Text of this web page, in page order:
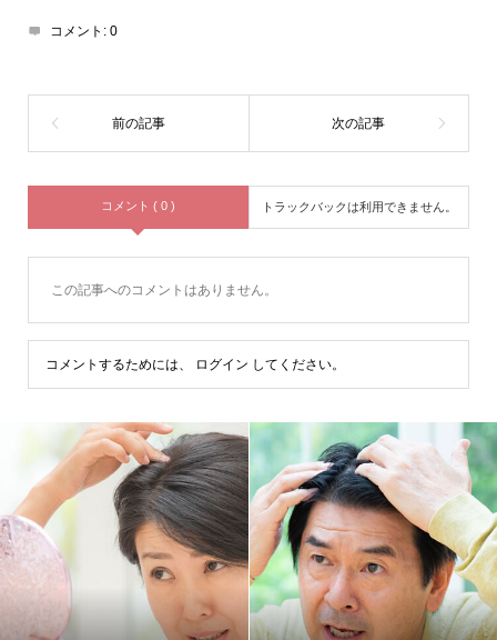
コメント: 0
コメント ( 0 ) トラックバックは利用できません。
この記事へのコメントはありません。
コメントするためには、 ログイン してください。